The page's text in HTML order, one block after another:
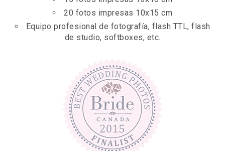
20 fotos impresas 10x15 cm
Equipo profesional de fotografía, flash TTL, flash
de studio, softboxes, etc.